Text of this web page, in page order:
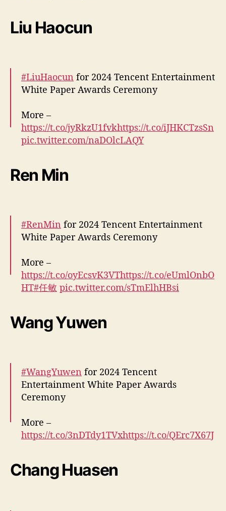
n
M
e
n
Liu Haocun
#LiuHaocun for 2024 Tencent Entertainment
White Paper Awards Ceremony
More –
https://t.co/jyRkzU1fvkhttps://t.co/iJHKCTzsSn
pic.twitter.com/naDOlcLAQY
December 25, 2024
Ren Min
#RenMin for 2024 Tencent Entertainment
White Paper Awards Ceremony
More –
https://t.co/oyEcsvK3VThttps://t.co/eUmlOnbO
HT#任敏 pic.twitter.com/sTmElhHBsi
December 25, 2024
Wang Yuwen
#WangYuwen for 2024 Tencent
Entertainment White Paper Awards
Ceremony
More –
https://t.co/3nDTdy1TVxhttps://t.co/QErc7X67J
— cdrama tweets (@dramapotatoe)
December 25, 2024
Chang Huasen